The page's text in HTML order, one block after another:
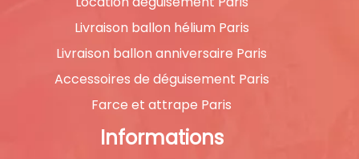
Livraison ballon hélium Paris
Livraison ballon anniversaire Paris
Accessoires de déguisement Paris
Farce et attrape Paris
Informations